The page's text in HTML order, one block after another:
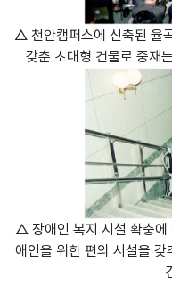
△ 천안캠퍼스에 신축된 율
갖춘 초대형 건물로 중재
△ 장애인 복지 시설 확충에
애인을 위한 편의 시설을